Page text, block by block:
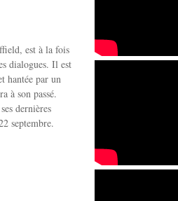
est à la fois
dialogues. Il est
hantée par un
à son passé.
dernières
septembre.